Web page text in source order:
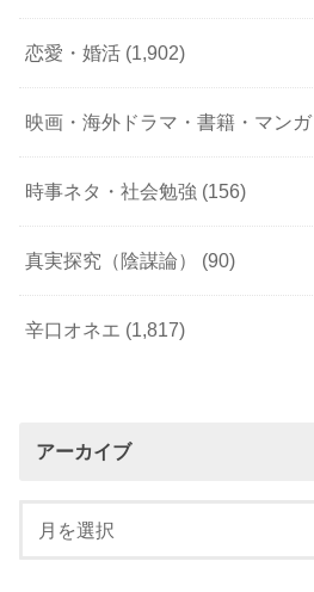
恋愛・婚活 (1,902)
映画・海外ドラマ・書籍・マンガ
時事ネタ・社会勉強 (156)
真実探究（陰謀論） (90)
辛口オネエ (1,817)
アーカイブ